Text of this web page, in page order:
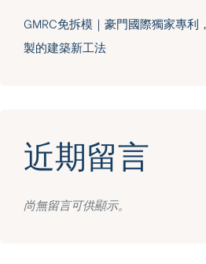
GMRC免拆模｜豪門國際獨家專利
製的建築新工法
近期留言
尚無留言可供顯示。